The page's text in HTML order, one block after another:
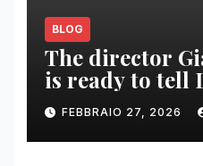
BLOG
The director
is ready to tell
FEBBRAIO 27, 2026